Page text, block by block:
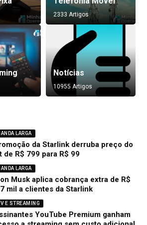
2333 Artigos
Notícias
10955 Artigos
LARGA
da Starlink derruba preço do
de R$ 799 para R$ 99
LARGA
Musk aplica cobrança extra de R$
mil a clientes da Starlink
E STREAMING
YouTube Premium ganham